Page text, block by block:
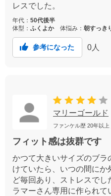
レスでした。
年代： 50代後半
体型： ふくよか体悩み： 朝すっき
参考になった 0 人
マリーゴールド
ファンケル歴 20年以上
フィット感は抜群です
かつて大きいサイズのブ
けていたら、いつの間に
ど毎回あり、ストレスで
ラマーさん専用に作られて